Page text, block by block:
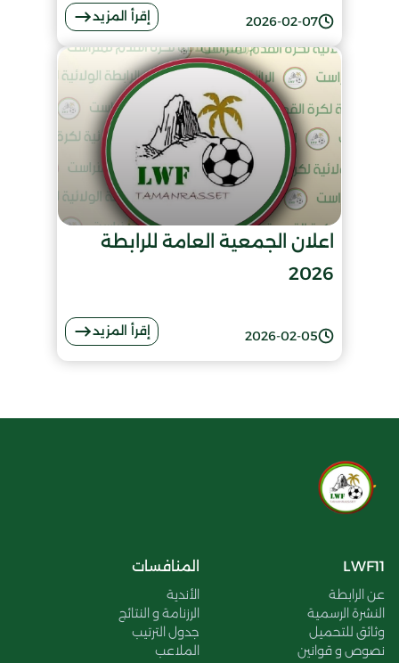
2026-02-07 إقرأ المزيد
اعلان الجمعية العامة للرابطة
2026
2026-02-05 إقرأ المزيد
LWF11
عن الرابطة
النشرة الرسمية
وثائق للتحميل
نصوص و قوانين
المنافسات
الأندية
الرزنامة و النتائج
جدول الترتيب
الملاعب